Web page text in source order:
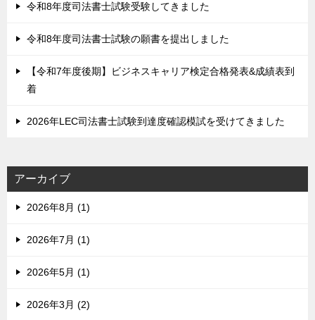
令和8年度司法書士試験受験してきました
令和8年度司法書士試験の願書を提出しました
【令和7年度後期】ビジネスキャリア検定合格発表&成績表到
着
2026年LEC司法書士試験到達度確認模試を受けてきました
アーカイブ
2026年8月 (1)
2026年7月 (1)
2026年5月 (1)
2026年3月 (2)